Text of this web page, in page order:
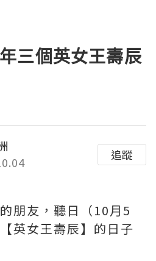
三個英女王壽辰
追蹤
朋友，聽日（10月5
英女王壽辰】的日子